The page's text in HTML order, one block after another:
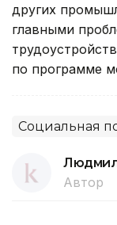
других
главными
по программе
Социальная
Автор